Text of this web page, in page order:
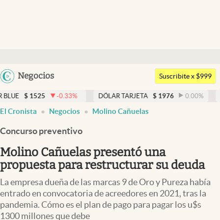
Argentina
Negocios
Members
Economía y Política
Finanzas y Mercados
Mercados Online
Negocios
Columnistas
Otras secciones
Apertura
Suscribite x $999
-0.33% DÓLAR TARJETA $ 1976 0.00 % DÓLAR MEP
El Cronista Negocios Molino Cañuelas
Concurso preventivo
Molino Cañuelas presentó una
propuesta para restructurar su deuda
La empresa dueña de las marcas 9 de Oro y Pureza había
entrado en convocatoria de acreedores en 2021, tras la
pandemia. Cómo es el plan de pago para pagar los u$s
1300 millones que debe